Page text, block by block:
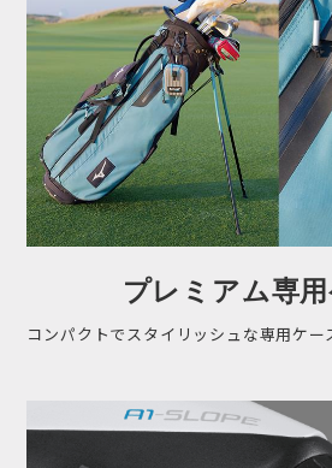
プレミアム専
コンパクトでスタイリッシュな専用ケー